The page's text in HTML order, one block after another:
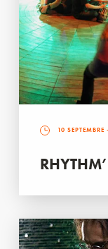
10 SEPTEMBRE